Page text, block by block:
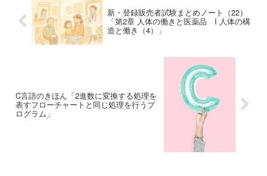
新・登録販売者試験まとめノート（22）
「第2章 人体の働きと医薬品 I 人体の構
造と働き（4）」
C言語のきほん「2進数に変換する処理を
表すフローチャートと同じ処理を行うプ
ログラム」